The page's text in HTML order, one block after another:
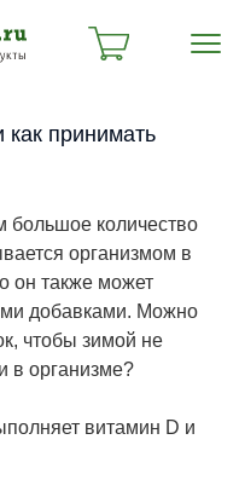
как принимать
большое количество
организмом в
он также может
добавками. Можно
чтобы зимой не
в организме?
витамин D и